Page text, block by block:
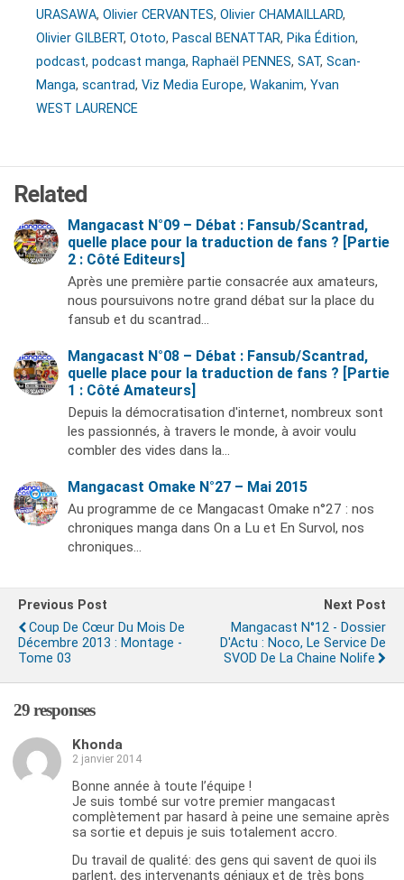
URASAWA, Olivier CERVANTES, Olivier CHAMAILLARD,
Olivier GILBERT, Ototo, Pascal BENATTAR, Pika Édition,
podcast, podcast manga, Raphaël PENNES, SAT, Scan-
Manga, scantrad, Viz Media Europe, Wakanim, Yvan
WEST LAURENCE
Related
Mangacast N°09 – Débat : Fansub/Scantrad,
quelle place pour la traduction de fans ? [Partie
2 : Côté Editeurs]
Après une première partie consacrée aux amateurs,
nous poursuivons notre grand débat sur la place du
fansub et du scantrad…
Mangacast N°08 – Débat : Fansub/Scantrad,
quelle place pour la traduction de fans ? [Partie
1 : Côté Amateurs]
Depuis la démocratisation d'internet, nombreux sont
les passionnés, à travers le monde, à avoir voulu
combler des vides dans la…
Mangacast Omake N°27 – Mai 2015
Au programme de ce Mangacast Omake n°27 : nos
chroniques manga dans On a Lu et En Survol, nos
chroniques…
Previous Post
Coup De Cœur Du Mois De
Décembre 2013 : Montage -
Tome 03
Next Post
Mangacast N°12 - Dossier
D'Actu : Noco, Le Service De
SVOD De La Chaine Nolife
29 responses
Khonda
2 janvier 2014
Bonne année à toute l’équipe !
Je suis tombé sur votre premier mangacast
complètement par hasard à peine une semaine après
sa sortie et depuis je suis totalement accro.
Du travail de qualité: des gens qui savent de quoi ils
parlent, des intervenants géniaux et de très bons